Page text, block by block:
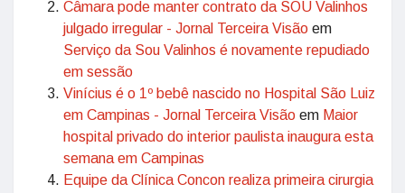
Câmara pode manter contrato da SOU Valinhos
julgado irregular - Jornal Terceira Visão em
Serviço da Sou Valinhos é novamente repudiado
em sessão
Vinícius é o 1º bebê nascido no Hospital São Luiz
em Campinas - Jornal Terceira Visão em Maior
hospital privado do interior paulista inaugura esta
semana em Campinas
Equipe da Clínica Concon realiza primeira cirurgia